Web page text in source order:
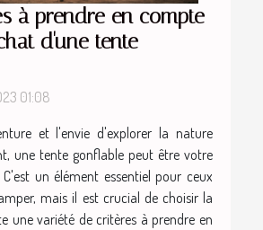
à prendre en compte
d'une tente
01:08
et l'envie d'explorer la nature
une tente gonflable peut être votre
un élément essentiel pour ceux
mais il est crucial de choisir la
une variété de critères à prendre en